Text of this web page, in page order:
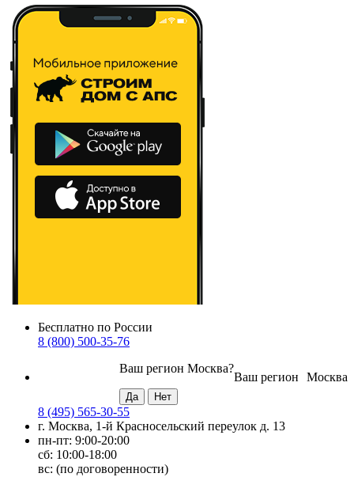
Бесплатно по России
8 (800) 500-35-76
Москва
Ваш регион
Ваш регион Москва?
8 (495) 565-30-55
г. Москва, 1-й Красносельский переулок д. 13
пн-пт: 9:00-20:00
сб: 10:00-18:00
вс: (по договоренности)